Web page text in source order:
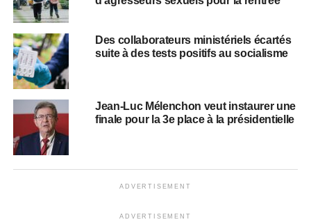
Des collaborateurs ministériels écartés
suite à des tests positifs au socialisme
Jean-Luc Mélenchon veut instaurer une
finale pour la 3e place à la présidentielle
ADVERTISEMENT
ADVERTISEMENT